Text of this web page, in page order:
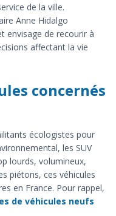
de la ville.
Anne Hidalgo
envisage de recourir à
affectant la vie
concernés
écologistes pour
les SUV
lourds, volumineux,
piétons, ces véhicules
en France. Pour rappel,
de véhicules neufs